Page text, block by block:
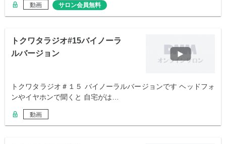
動画 サロン会員無料
トクワタラジオ#15バイノーラ
ルバージョン
トクワタラジオ＃１５ バイノーラルバージョンです ヘッドフォ
ンやイヤホンで聞くと 自宅がは…
動画